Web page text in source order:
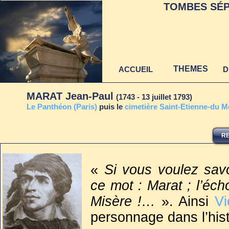
MARAT Jean-Paul
(1743 - 13 juillet 1793)
Le Panthéon (Paris) puis le cimetière Saint-Etienne-du
« Si vous voulez
ce mot : Marat ;
Misère !… ». Ainsi
personnage dans
au 22 juin 2021
TOMBES
ACCUEIL THEMES